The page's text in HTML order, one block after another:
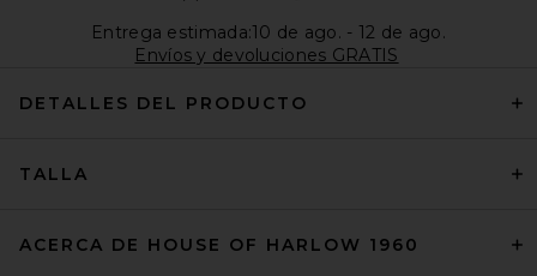
Entrega estimada:10 de ago. - 12 de ago.
Envíos y devoluciones GRATIS
DETALLES DEL PRODUCTO
TALLA
ACERCA DE HOUSE OF HARLOW 1960